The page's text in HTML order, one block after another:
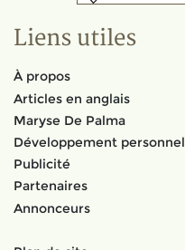
Liens utiles
À propos
Articles en anglais
Maryse De Palma
Développement personnel
Publicité
Partenaires
Annonceurs